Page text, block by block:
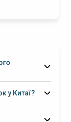
у Китаї?
перед